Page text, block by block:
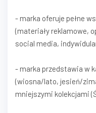
- marka oferuje pełne
(materiały reklamowe,
social media,
- marka przedstawia w
(wiosna/lato, jesień/
mniejszymi kolekcjami